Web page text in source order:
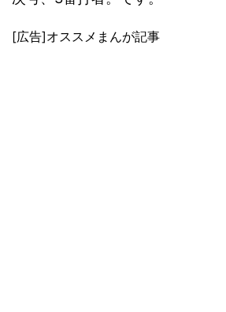
[広告]オススメまんが記事